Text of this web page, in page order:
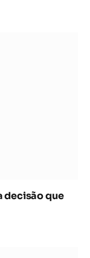
decisão que